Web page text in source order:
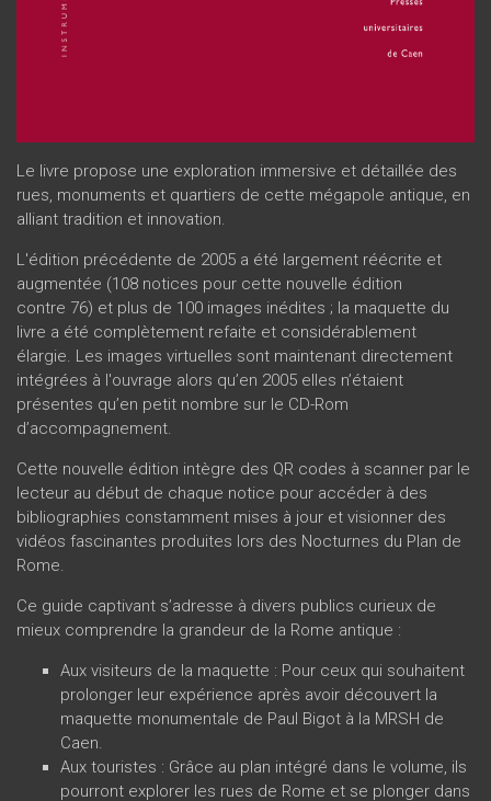
Le livre propose une exploration immersive et détaillée des
rues, monuments et quartiers de cette mégapole antique, en
alliant tradition et innovation.
L'édition précédente de 2005 a été largement réécrite et
augmentée (108 notices pour cette nouvelle édition
contre 76) et plus de 100 images inédites ; la maquette du
livre a été complètement refaite et considérablement
élargie. Les images virtuelles sont maintenant directement
intégrées à l'ouvrage alors qu’en 2005 elles n’étaient
présentes qu’en petit nombre sur le CD-Rom
d’accompagnement.
Cette nouvelle édition intègre des QR codes à scanner par le
lecteur au début de chaque notice pour accéder à des
bibliographies constamment mises à jour et visionner des
vidéos fascinantes produites lors des Nocturnes du Plan de
Rome.
Ce guide captivant s’adresse à divers publics curieux de
mieux comprendre la grandeur de la Rome antique :
Aux visiteurs de la maquette : Pour ceux qui souhaitent
prolonger leur expérience après avoir découvert la
maquette monumentale de Paul Bigot à la MRSH de
Caen.
Aux touristes : Grâce au plan intégré dans le volume, ils
pourront explorer les rues de Rome et se plonger dans